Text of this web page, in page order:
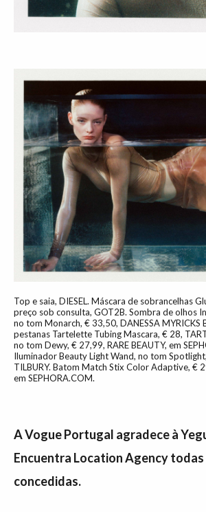
Top e saia, DIESEL. Máscara de sobrancelhas
preço sob consulta, GOT2B. Sombra de olhos
no tom Monarch, € 33,50, DANESSA MYRICKS
pestanas Tartelette Tubing Mascara, € 28,
no tom Dewy, € 27,99, RARE BEAUTY, em
Iluminador Beauty Light Wand, no tom
TILBURY. Batom Match Stix Color Adaptive, €
em SEPHORA.COM.
A Vogue Portugal agradece à
Encuentra Location Agency
concedidas.